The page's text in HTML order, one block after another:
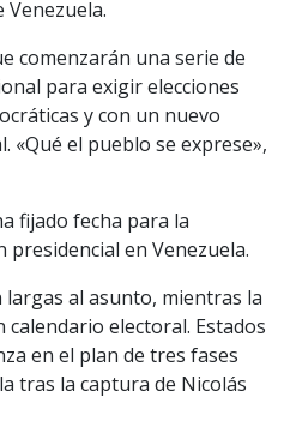
Venezuela.
comenzarán una serie de
para exigir elecciones
y con un nuevo
«Qué el pueblo se exprese»,
fijado fecha para la
presidencial en Venezuela.
largas al asunto, mientras la
electoral. Estados
en el plan de tres fases
tras la captura de Nicolás